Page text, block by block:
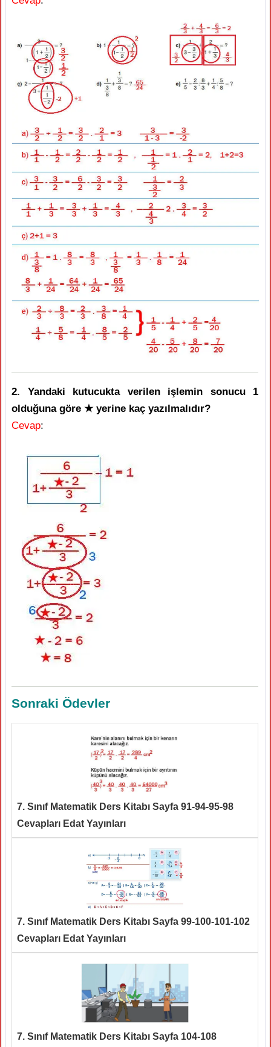
2. Yandaki kutucukta verilen işlemin sonucu 1
olduğuna göre ★ yerine kaç yazılmalıdır?
Cevap:
Sonraki Ödevler
7. Sınıf Matematik Ders Kitabı Sayfa 91-94-95-98
Cevapları Edat Yayınları
7. Sınıf Matematik Ders Kitabı Sayfa 99-100-101-102
Cevapları Edat Yayınları
7. Sınıf Matematik Ders Kitabı Sayfa 104-108